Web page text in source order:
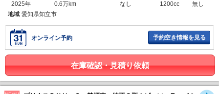
2025年
0.6万km
なし
1200cc
無し
地域 愛知県知立市
オンライン予約 予約空き情報を見る
在庫確認・見積り依頼